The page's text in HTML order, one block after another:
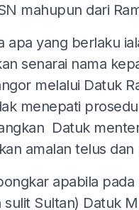
mahupun dari
apa yang berlaku
senarai nama
melalui Datuk
menepati
Datuk
amalan telus dan
apabila pada
sulit Sultan) Datuk